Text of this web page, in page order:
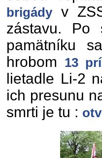
brigádyv
zástavu. Po
pamätníku
hrobom
13
lietadle Li-2
ich presunu
smrti je tu :